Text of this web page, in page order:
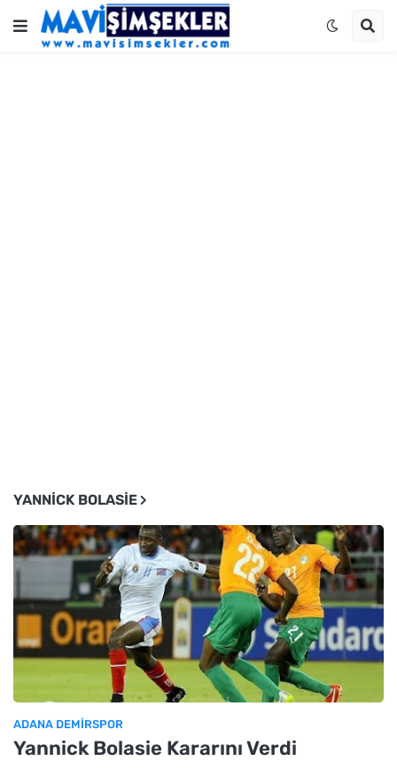
YANNICK BOLASIE
ADANA DEMIRSPOR
Yannick Bolasie Kararını Verdi